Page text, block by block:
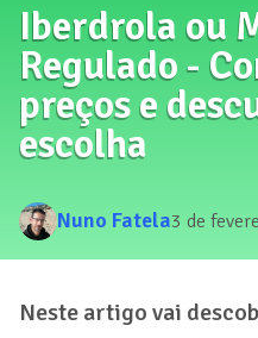
Iberdrola ou
Regulado -
preços e
escolha
Nuno Fatela3 de
Neste artigo vai